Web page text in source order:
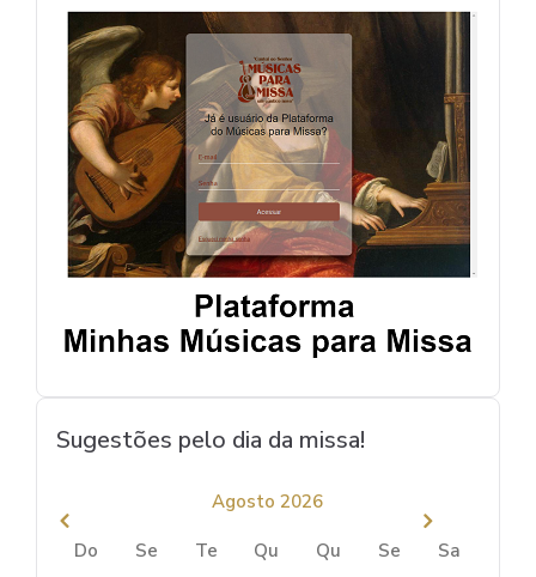
Sugestões pelo dia da missa!
Agosto 2026
Do Se Te Qu Qu Se
Sa